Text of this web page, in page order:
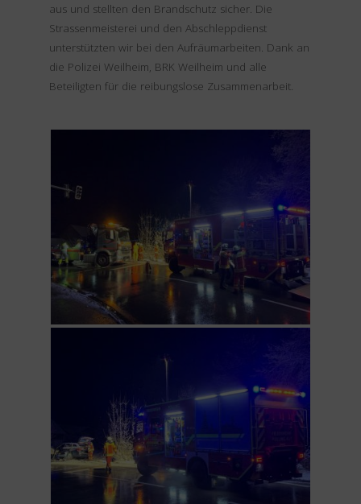
aus und stellten den Brandschutz sicher. Die
Strassenmeisterei und den Abschleppdienst
unterstützten wir bei den Aufräumarbeiten. Dank an
die Polizei Weilheim, BRK Weilheim und alle
Beteiligten für die reibungslose Zusammenarbeit.